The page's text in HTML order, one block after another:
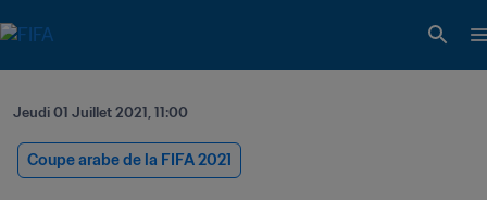
Jeudi 01 Juillet 2021, 11:00
Coupe arabe de la FIFA 2021